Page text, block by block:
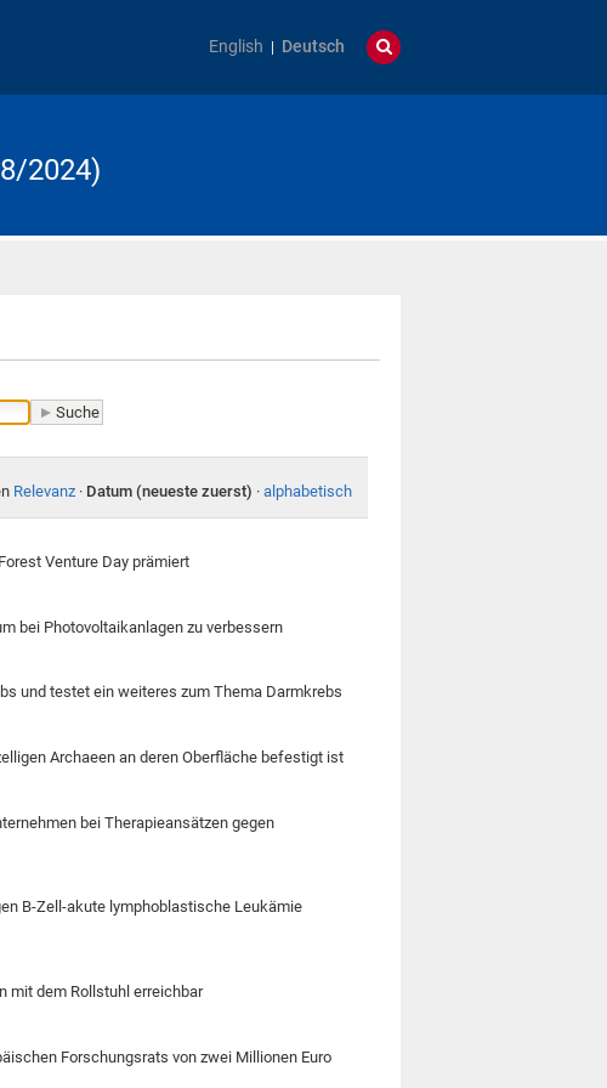
English Deutsch
2024)
Relevanz · Datum (neueste zuerst) · alphabetisch
Venture Day prämiert
bei Photovoltaikanlagen zu verbessern
und testet ein weiteres zum Thema Darmkrebs
Archaeen an deren Oberfläche befestigt ist
bei Therapieansätzen gegen
B-Zell-akute lymphoblastische Leukämie
mit dem Rollstuhl erreichbar
Forschungsrats von zwei Millionen Euro